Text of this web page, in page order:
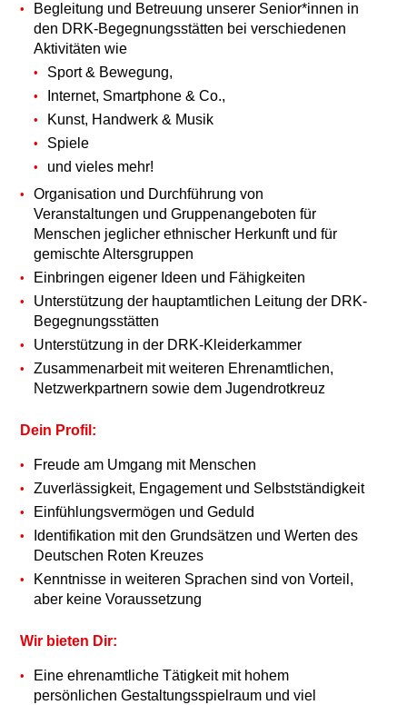
Begleitung und Betreuung unserer Senior*innen in
den DRK-Begegnungsstätten bei verschiedenen
Aktivitäten wie
Sport & Bewegung,
Internet, Smartphone & Co.,
Kunst, Handwerk & Musik
Spiele
und vieles mehr!
Organisation und Durchführung von
Veranstaltungen und Gruppenangeboten für
Menschen jeglicher ethnischer Herkunft und für
gemischte Altersgruppen
Einbringen eigener Ideen und Fähigkeiten
Unterstützung der hauptamtlichen Leitung der DRK-
Begegnungsstätten
Unterstützung in der DRK-Kleiderkammer
Zusammenarbeit mit weiteren Ehrenamtlichen,
Netzwerkpartnern sowie dem Jugendrotkreuz
Dein Profil:
Freude am Umgang mit Menschen
Zuverlässigkeit, Engagement und Selbstständigkeit
Einfühlungsvermögen und Geduld
Identifikation mit den Grundsätzen und Werten des
Deutschen Roten Kreuzes
Kenntnisse in weiteren Sprachen sind von Vorteil,
aber keine Voraussetzung
Wir bieten Dir:
Eine ehrenamtliche Tätigkeit mit hohem
persönlichen Gestaltungsspielraum und viel